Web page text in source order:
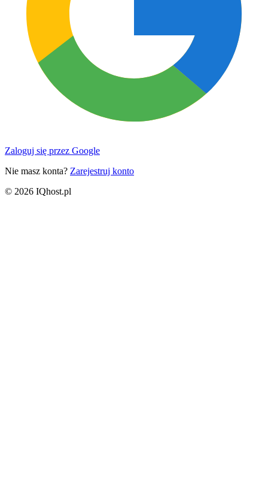
Zaloguj się przez Google
Nie masz konta? Zarejestruj konto
© 2026 IQhost.pl